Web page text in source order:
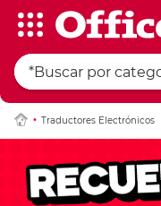
Traductores Electrónicos